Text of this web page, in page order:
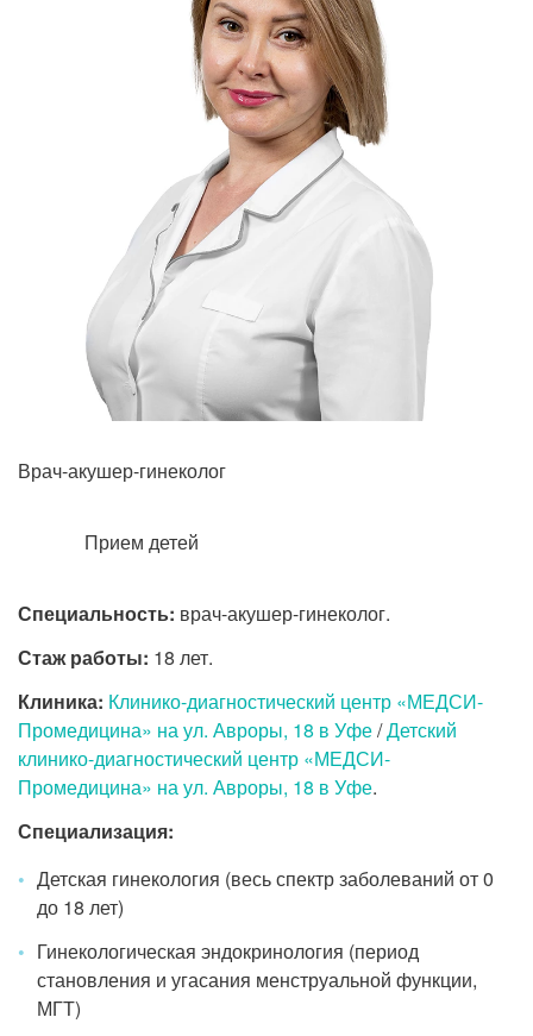
Рентгенология
Врач-акушер-гинеколог
Прием детей
Специальность: врач-акушер-гинеколог.
Стаж работы: 18 лет.
Клиника: Клинико-диагностический центр «МЕДСИ-
Промедицина» на ул. Авроры, 18 в Уфе/Детский
клинико-диагностический центр «МЕДСИ-
Промедицина» на ул. Авроры, 18 в Уфе.
Специализация:
Детская гинекология (весь спектр заболеваний от 0
до 18 лет)
Гинекологическая эндокринология (период
становления и угасания менструальной функции,
МГТ)